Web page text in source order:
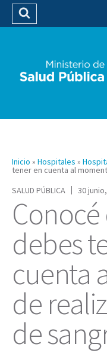
Buscar
Inicio » Hospitales »
tener en cuenta al
SALUD PÚBLICA
30
debes
cuenta
de
de